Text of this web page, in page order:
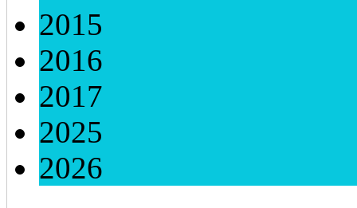
2015
2016
2017
2025
2026